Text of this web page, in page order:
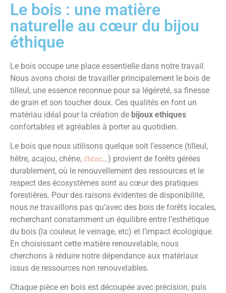
Le bois : une matière
naturelle au cœur du bijou
éthique
Le bois occupe une place essentielle dans notre travail.
Nous avons choisi de travailler principalement le bois de
tilleul, une essence reconnue pour sa légèreté, sa finesse
de grain et son toucher doux. Ces qualités en font un
matériau idéal pour la création de bijoux ethiques
confortables et agréables à porter au quotidien.
Le bois que nous utilisons quelque soit l’essence (tilleul,
hêtre, acajou, chêne, ébène…) provient de forêts gérées
durablement, où le renouvellement des ressources et le
respect des écosystèmes sont au cœur des pratiques
forestières. Pour des raisons évidentes de disponibilité,
nous ne travaillons pas qu’avec des bois de forêts locales,
recherchant constamment un équilibre entre l’esthétique
du bois (la couleur, le veinage, etc) et l’impact écologique.
En choisissant cette matière renouvelable, nous
cherchons à réduire notre dépendance aux matériaux
issus de ressources non renouvelables.
Chaque pièce en bois est découpée avec précision, puis